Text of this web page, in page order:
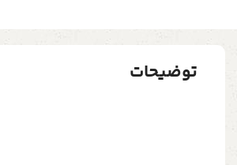
توضیحات